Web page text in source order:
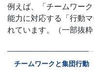
例えば、「チームワー
能力に対応する「行動
れています。（一部抜粋
チームワークと集団行動